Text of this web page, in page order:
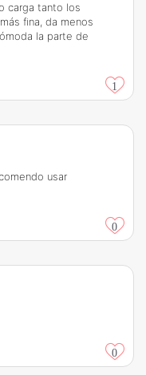
carga tanto los
fina, da menos
la parte de
1
usar
0
0